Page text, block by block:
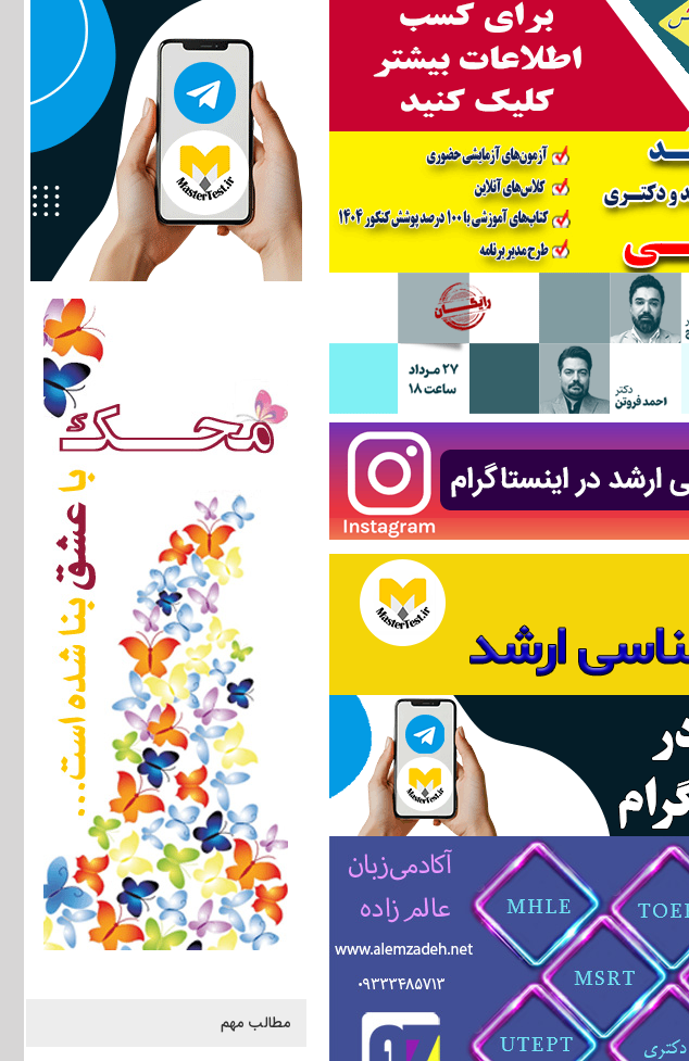
مطالب مهم